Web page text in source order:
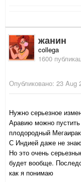
жанин
collega
1600
Опубликовано: 23 Aug
Нужно серьезное
Аравию можно
плодородный
С Индией даже не
Но это очень
будет вообще.
как я понимаю